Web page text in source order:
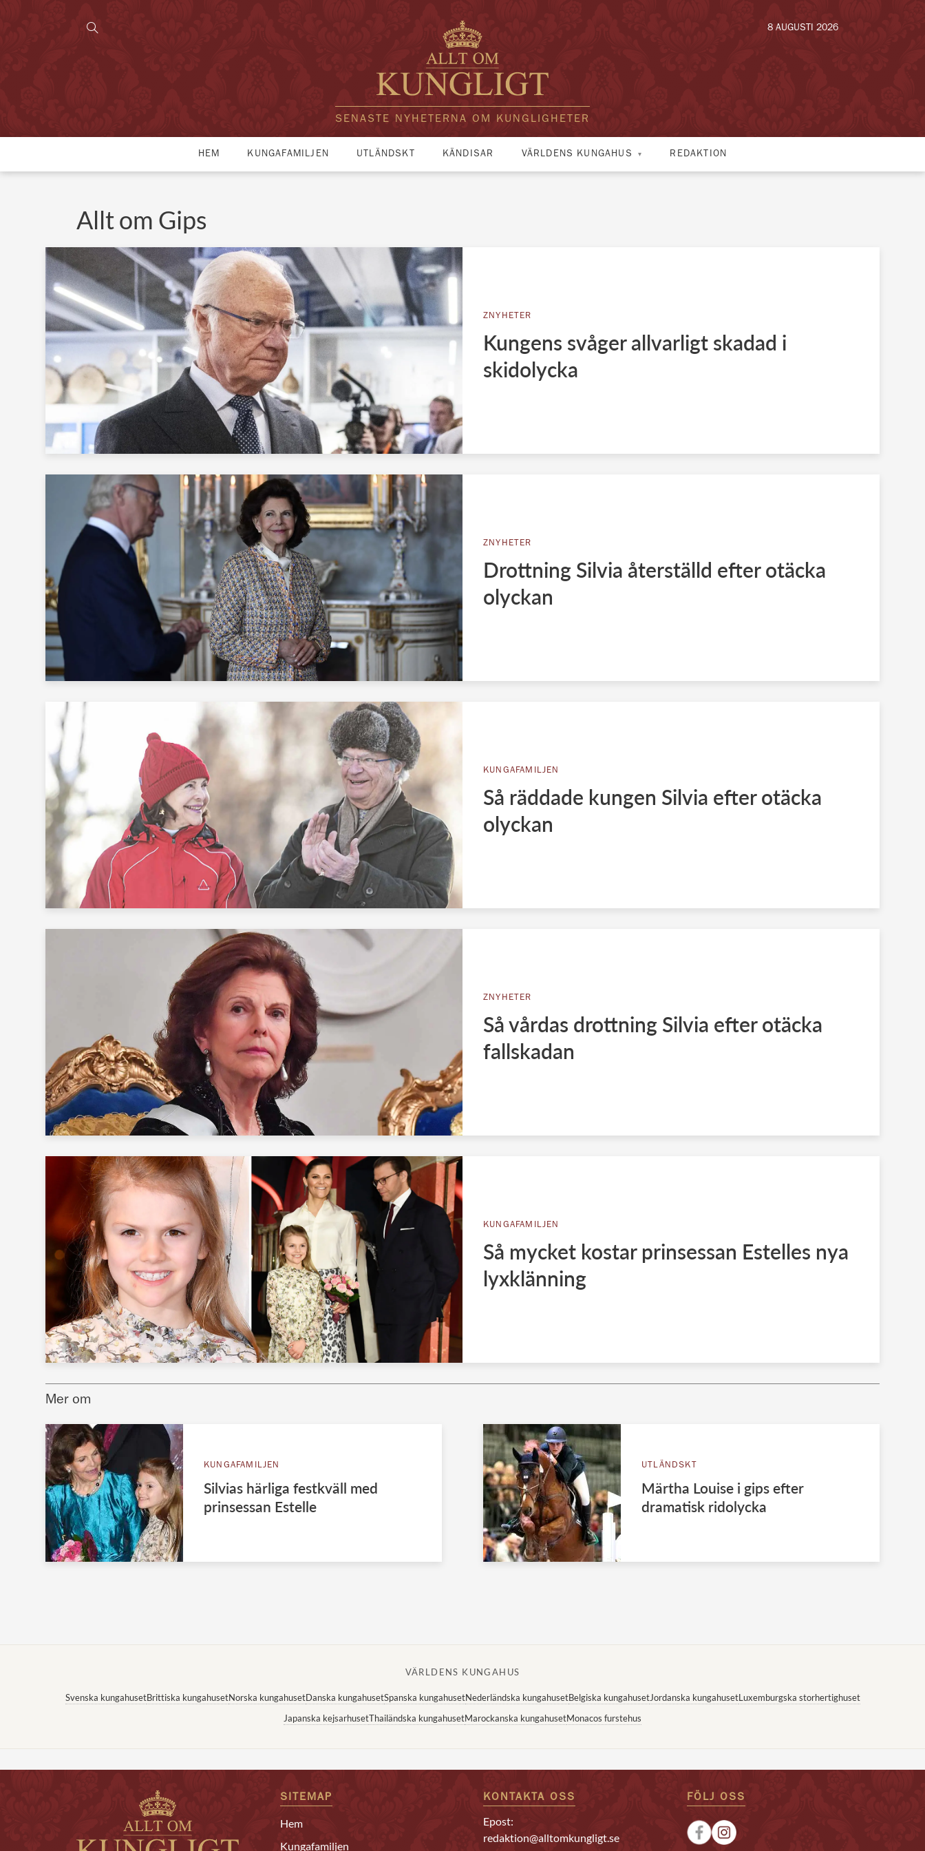
SENASTE NYHETERNA OM KUNGLIGHETER
8 AUGUSTI 2026
HEM KUNGAFAMILJEN UTLÄNDSKT KÄNDISAR VÄRLDENS KUNGAHUS REDAKTION
Allt om Gips
ZNYHETER
Kungens svåger allvarligt skadad i
skidolycka
ZNYHETER
Drottning Silvia återställd efter otäcka
olyckan
KUNGAFAMILJEN
Så räddade kungen Silvia efter otäcka
olyckan
ZNYHETER
Så vårdas drottning Silvia efter otäcka
fallskadan
KUNGAFAMILJEN
Så mycket kostar prinsessan Estelles nya
lyxklänning
Mer om
KUNGAFAMILJEN
Silvias härliga festkväll med
prinsessan Estelle
UTLÄNDSKT
Märtha Louise i gips efter
dramatisk ridolycka
VÄRLDENS KUNGAHUS
Svenska kungahusetBrittiska kungahusetNorska kungahusetDanska kungahusetSpanska kungahusetNederländska kungahusetBelgiska kungahusetJordanska kungahusetLuxemburgska storhertighuset
Japanska kejsarhusetThailändska kungahusetMarockanska kungahusetMonacos furstehus
SITEMAP
Hem
Kungafamiljen
KONTAKTA OSS
Epost:
redaktion@alltomkungligt.se
FÖLJ OSS